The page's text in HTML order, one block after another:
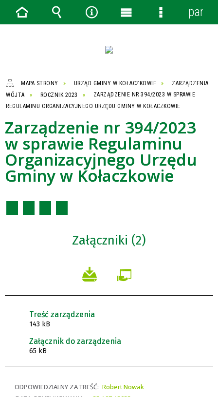
MAPA STRONY URZĄD GMINY W KOŁACZKOWIE
ZARZĄDZENIA
WÓJTA
ROCZNIK 2023
ZARZĄDZENIE NR 394/2023 W SPRAWIE
REGULAMINU ORGANIZACYJNEGO URZĘDU GMINY W KOŁACZKOWIE
Zarządzenie nr 394/2023
w sprawie Regulaminu
Organizacyjnego Urzędu
Gminy w Kołaczkowie
Załączniki (2)
Treść zarządzenia
143 kB
Załącznik do zarządzenia
65 kB
ODPOWIEDZIALNY ZA TREŚĆ: Robert Nowak
Strona Wyszukiwarka
NarzędziaMenu
Menu
panel